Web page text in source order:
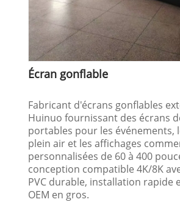
Écran gonflable
Fabricant d'écrans gonflables
Huinuo fournissant des écrans
portables pour les événements,
plein air et les affichages
personnalisées de 60 à 400
conception compatible 4K/8K
PVC durable, installation rapide
OEM en gros.